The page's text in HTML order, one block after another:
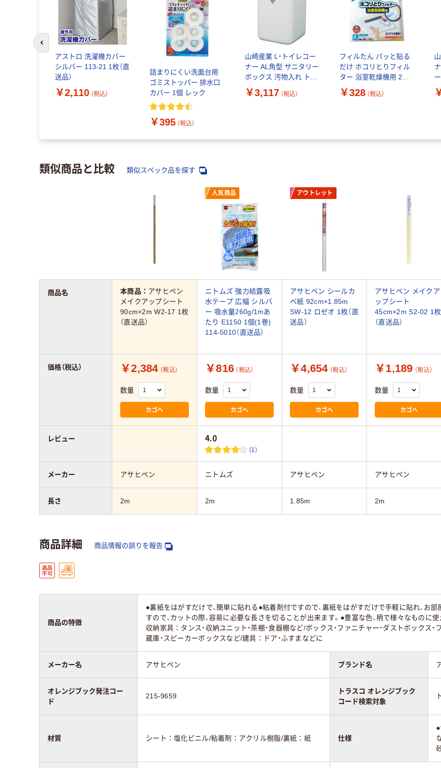
アストロ 洗濯機カバー
シルバー 113-21 1枚（直
送品）
￥2,110 （税込）
詰まりにくい洗面台用
ゴミストッパー 排水口
カバー 1個 レック
￥395 （税込）
山崎産業 L・トイレコー
ナー AL角型 サニタリー
ボックス 汚物入れ トイ
レポット 1箱(2個入)
￥3,117 （税込）
フィルたん パッと貼る
だけ ホコリとりフィル
ター 浴室乾燥機用 2枚
入 1個 東洋アルミエコ
ープロダクツ
￥328 （税込）
類似商品と比較 類似スペック品を探す
人気商品 アウトレット
本商品： アサヒペン
メイクアップシート
90cm×2m W2-17 1枚
（直送品）
ニトムズ 強力結露吸
水テープ 広幅 シルバ
ー 吸水量260g/1mあ
たり E1150 1個(1巻)
114-5010（直送品）
アサヒペン シールカ
ベ紙 92cm×1.85m
SW-12 ロゼオ 1枚（直
送品）
アサヒペン メイクア
ップシート
45cm×2m S2-02 1枚
（直送品）
￥2,384 （税込）
数量
カゴへ
￥816 （税込）
数量
カゴへ
￥4,654 （税込）
数量
カゴへ
￥1,189 （税込）
数量
カゴへ
4.0
(1)
アサヒペン ニトムズ アサヒペン アサヒペン
2m 2m 1.85m 2m
商品名
価格（税込）
レビュー
メーカー
長さ
商品詳細 商品情報の誤りを報告
商品の特徴
●裏紙をはがすだけで、簡単に貼れる●粘着剤付ですので、裏紙をはがすだけで手軽に貼れ、お
すので、カットの際、容易に必要な長さを切ることが出来ます。●豊富な色、柄で様々なものに
収納家具：タンス・収納ユニット・茶棚・食器棚など/ボックス・ファニチャー・ダストボックス
蔵庫・スピーカーボックスなど/建具：ドア・ふすまなどに
メーカー名 アサヒペン ブランド名
オレンジブック発注コー
ド
215-9659
トラスコ オレンジブック
コード検索対象
材質 シート：塩化ビニル/粘着剤：アクリル樹脂/裏紙：紙 仕様